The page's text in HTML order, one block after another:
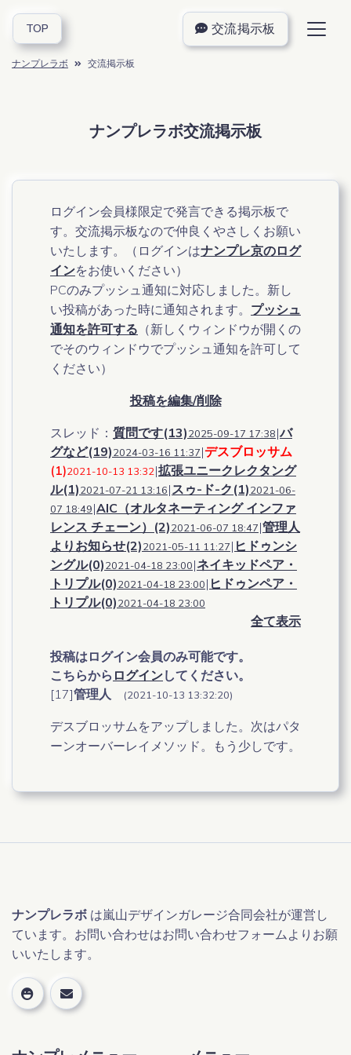
TOP 交流掲示板
ナンプレラボ 交流掲示板
ナンプレラボ交流掲示板
ログイン会員様限定で発言できる掲示板で
す。交流掲示板なので仲良くやさしくお願い
いたします。（ログインはナンプレ京のログ
インをお使いください）
PCのみプッシュ通知に対応しました。新し
い投稿があった時に通知されます。 プッシュ
通知を許可する （新しくウィンドウが開くの
でそのウィンドウでプッシュ通知を許可して
ください）
投稿を編集/削除
スレッド： 質問です(13)2025-09-17 17:38|バ
グなど(19)2024-03-16 11:37|デスブロッサム
(1)2021-10-13 13:32|拡張ユニークレクタング
ル(1)2021-07-21 13:16|スゥ-ド-ク(1)2021-06-
07 18:49|AIC（オルタネーティング インファ
レンス チェーン）(2)2021-06-07 18:47|管理人
よりお知らせ(2)2021-05-11 11:27| ヒドゥンシ
ングル(0)2021-04-18 23:00|ネイキッドペア・
トリプル(0)2021-04-18 23:00| ヒドゥンペア・
トリプル(0)2021-04-18 23:00
全て表示
投稿はログイン会員のみ可能です。
こちらから ログインしてください。
[17]管理人 (2021-10-13 13:32:20)
デスブロッサムをアップしました。次はパタ
ーンオーバーレイメソッド。もう少しです。
ナンプレラボ は嵐山デザインガレージ合同会社が運営し
ています。お問い合わせはお問い合わせフォームよりお願
いいたします。